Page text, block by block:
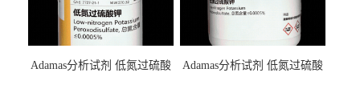
Adamas分析试剂 低氮过硫酸
Adamas分析试剂 低氮过硫酸